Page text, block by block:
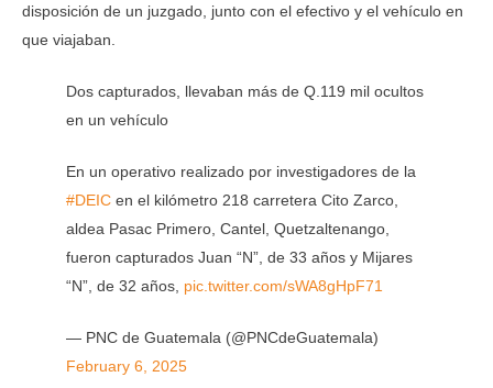
disposición de un juzgado, junto con el efectivo y el vehículo en
que viajaban.
Dos capturados, llevaban más de Q.119 mil ocultos
en un vehículo
En un operativo realizado por investigadores de la
#DEIC en el kilómetro 218 carretera Cito Zarco,
aldea Pasac Primero, Cantel, Quetzaltenango,
fueron capturados Juan “N”, de 33 años y Mijares
“N”, de 32 años, pic.twitter.com/sWA8gHpF71
— PNC de Guatemala (@PNCdeGuatemala)
February 6, 2025